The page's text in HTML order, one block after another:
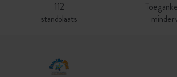
112
standplaats